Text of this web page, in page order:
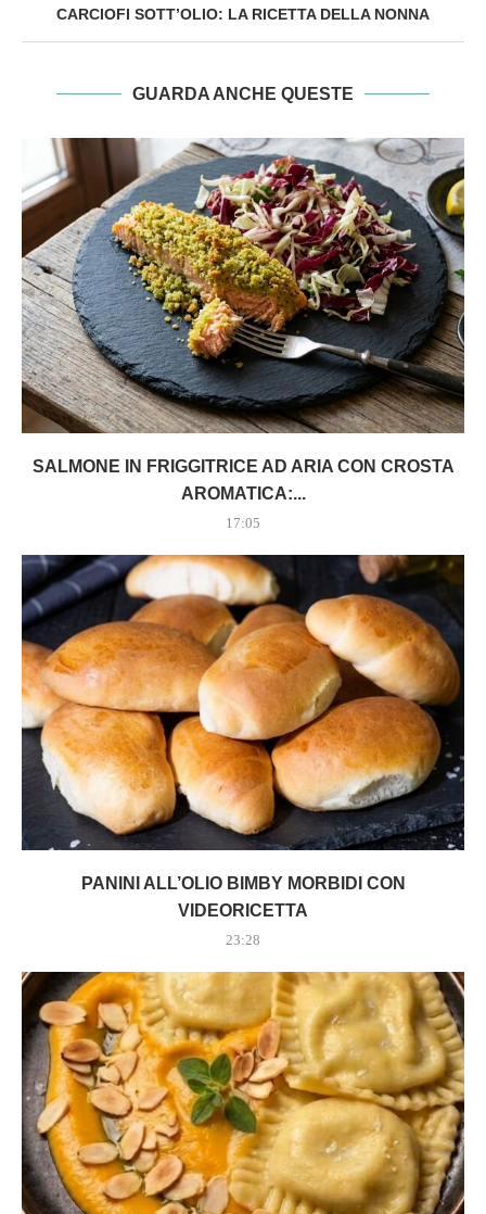
CARCIOFI SOTT’OLIO: LA RICETTA DELLA NONNA
GUARDA ANCHE QUESTE
SALMONE IN FRIGGITRICE AD ARIA CON CROSTA
AROMATICA:...
17:05
PANINI ALL’OLIO BIMBY MORBIDI CON
VIDEORICETTA
23:28